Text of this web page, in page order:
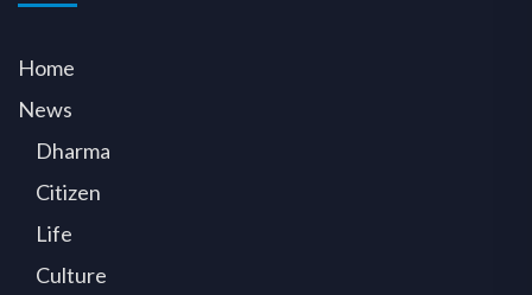
Home
News
Dharma
Citizen
Life
Culture